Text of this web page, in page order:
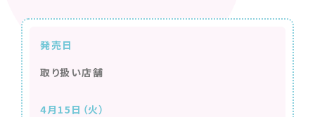
発売日
取り扱い店舗
4月15日（火）